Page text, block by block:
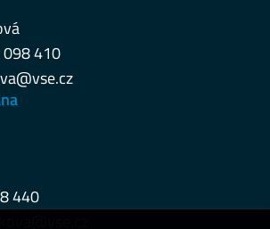
098 410
440